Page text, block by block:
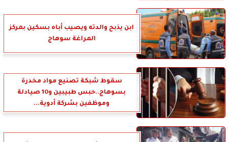
ابن يذبح والدته ويصيب أباه بسكين بمركز
المراغة سوهاج
سقوط شبكة تصنيع مواد مخدرة
بسوهاج..حبس طبيبين و10 صيادلة
وموظفين بشركة أدوية...